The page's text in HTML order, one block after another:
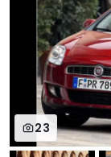
23